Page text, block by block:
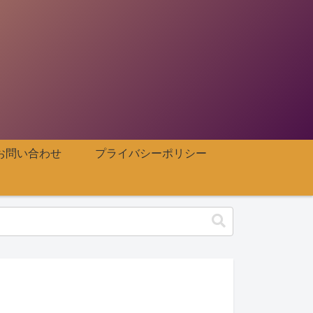
問い合わせ プライバシーポリシー